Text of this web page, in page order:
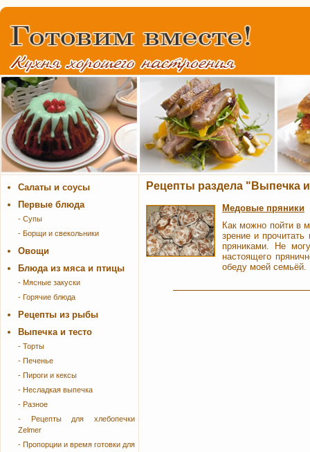
Салаты и соусы
Первые блюда
- Супы
- Борщи и свекольники
Овощи
Блюда из мяса и птицы
- Мясные закуски
- Горячие блюда
Рецепты из рыбы
Выпечка и тесто
- Торты
- Печенье
- Пироги и кексы
- Несладкая выпечка
- Разное
- Рецепты для хлебопечки
Zelmer
- Пропорции и время готовки для
Рецепты раздела "Выпечка
Медовые пряники
Как можно пойти в
зрение и
пряниками. Не
настоящего
обеду моей семьёй.